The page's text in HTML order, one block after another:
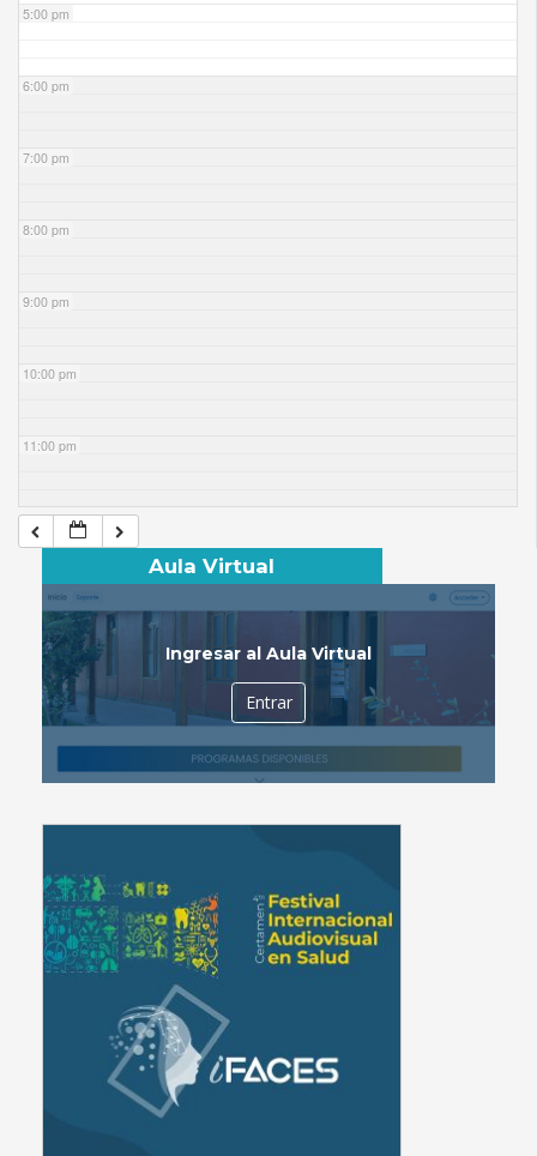
5:00 pm
6:00 pm
7:00 pm
8:00 pm
9:00 pm
10:00 pm
11:00 pm
Aula Virtual
Ingresar al Aula Virtual
Entrar